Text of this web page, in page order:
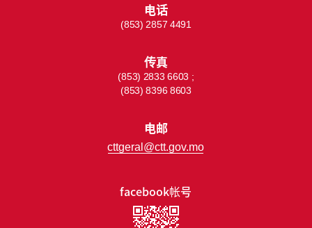
facebook帐号
电话
(853) 2857 4491
传真
(853) 2833 6603 ;
(853) 8396 8603
电邮
cttgeral@ctt.gov.mo